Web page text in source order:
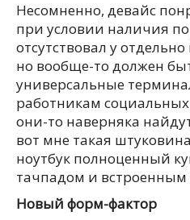
Несомненно, девайс
при условии наличия
отсутствовал у
но вообще-то должен
универсальные
работникам
они-то наверняка
вот мне такая
ноутбук полноценный
тачпадом и
Новый форм-фактор